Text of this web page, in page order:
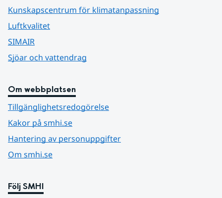
Kunskapscentrum för klimatanpassning
Luftkvalitet
SIMAIR
Sjöar och vattendrag
Om webbplatsen
Tillgänglighetsredogörelse
Kakor på smhi.se
Hantering av personuppgifter
Om smhi.se
Följ SMHI